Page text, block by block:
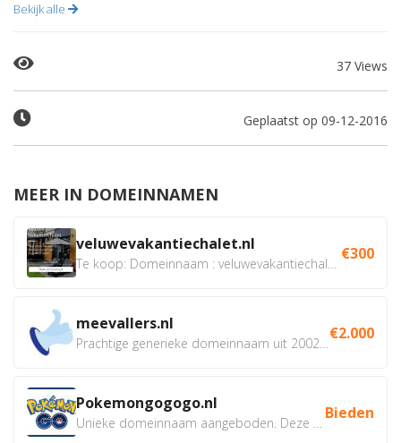
Bekijk alle
37 Views
Geplaatst op 09-12-2016
MEER IN DOMEINNAMEN
veluwevakantiechalet.nl €300
meevallers.nl €2.000
Pokemongogogo.nl Bieden